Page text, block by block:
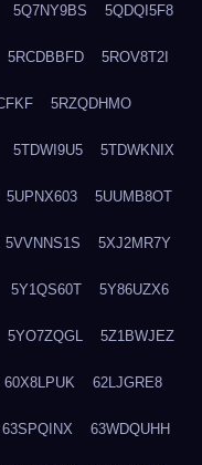
5Q7NY9BS 5QDQI5F8
5RCDBBFD 5ROV8T2I
5RZQDHMO
5TDWI9U5 5TDWKNIX
5UPNX603 5UUMB8OT
5VVNNS1S 5XJ2MR7Y
5Y1QS60T 5Y86UZX6
5YO7ZQGL 5Z1BWJEZ
60X8LPUK 62LJGRE8
63SPQINX 63WDQUHH